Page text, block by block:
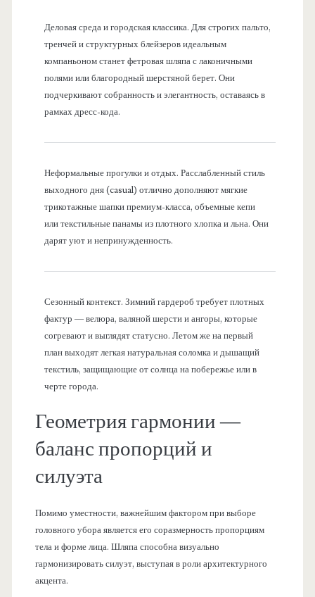
Деловая среда и городская классика. Для строгих пальто,
тренчей и структурных блейзеров идеальным
компаньоном станет фетровая шляпа с лаконичными
полями или благородный шерстяной берет. Они
подчеркивают собранность и элегантность, оставаясь в
рамках дресс-кода.
Неформальные прогулки и отдых. Расслабленный стиль
выходного дня (casual) отлично дополняют мягкие
трикотажные шапки премиум-класса, объемные кепи
или текстильные панамы из плотного хлопка и льна. Они
дарят уют и непринужденность.
Сезонный контекст. Зимний гардероб требует плотных
фактур — велюра, валяной шерсти и ангоры, которые
согревают и выглядят статусно. Летом же на первый
план выходят легкая натуральная соломка и дышащий
текстиль, защищающие от солнца на побережье или в
черте города.
Геометрия гармонии —
баланс пропорций и
силуэта
Помимо уместности, важнейшим фактором при выборе
головного убора является его соразмерность пропорциям
тела и форме лица. Шляпа способна визуально
гармонизировать силуэт, выступая в роли архитектурного
акцента.